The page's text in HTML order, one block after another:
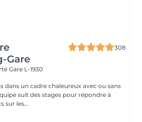
Gare
308
Gare L-1930
dans un cadre chaleureux avec ou sans
suit des stages pour répondre à
sur les...